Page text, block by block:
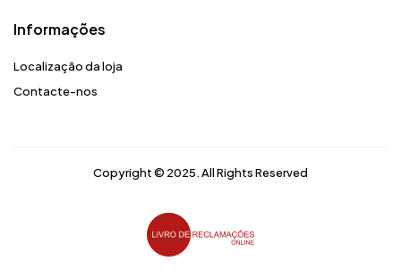
Informações
Localização da loja
Contacte-nos
Copyright © 2025. All Rights Reserved